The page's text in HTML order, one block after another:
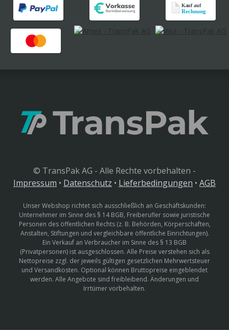
© TransPak AG - Alle Rechte vorbehalten -
Impressum • Datenschutz • Lieferbedingungen • AGB
Unser Webshop richtet sich ausschließlich an Geschäftskunden:
Unternehmer im Sinne des § 14 BGB, Freiberufler sowie juristische
Personen des öffentlichen Rechts (z. B. Behörden, Körperschaften,
Anstalten, Stiftungen und vergleichbare öffentliche Einrichtungen).
Ein Verkauf an Verbraucher im Sinne des § 13 BGB
(Privatpersonen) ist ausgeschlossen. Alle Preise verstehen sich als
Nettopreise zzgl. der jeweils gültigen gesetzlichen Mehrwertsteuer
und Versandkosten. Optional können Bruttopreise eingeblendet
werden. Alle Angebote sind freibleibend. Änderungen und
Irrtümer vorbehalten.